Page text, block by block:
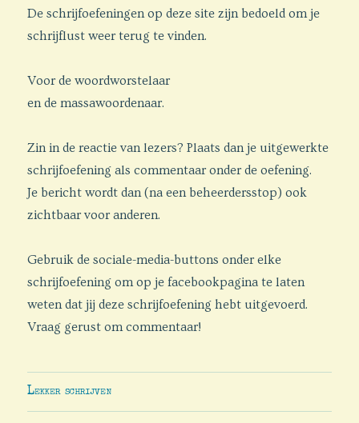
De schrijfoefeningen op deze site zijn bedoeld om je
schrijflust weer terug te vinden.
Voor de woordworstelaar
en de massawoordenaar.
Zin in de reactie van lezers? Plaats dan je uitgewerkte
schrijfoefening als commentaar onder de oefening.
Je bericht wordt dan (na een beheerdersstop) ook
zichtbaar voor anderen.
Gebruik de sociale-media-buttons onder elke
schrijfoefening om op je facebookpagina te laten
weten dat jij deze schrijfoefening hebt uitgevoerd.
Vraag gerust om commentaar!
Lekker schrijven